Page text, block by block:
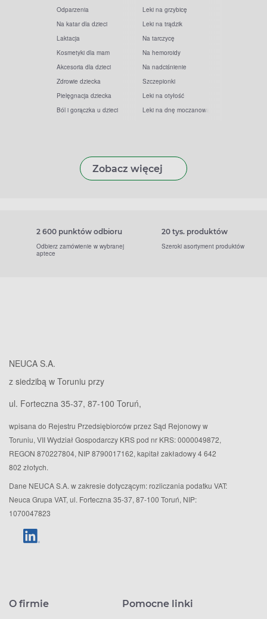
Odparzenia
Na katar dla dzieci
Laktacja
Kosmetyki dla mam
Akcesoria dla dzieci
Zdrowie dziecka
Pielęgnacja dziecka
Ból i gorączka u dzieci
Leki na grzybicę
Leki na trądzik
Na tarczycę
Na hemoroidy
Na nadciśnienie
Szczepionki
Leki na otyłość
Leki na dnę moczanową
Zobacz więcej
2 600 punktów odbioru
Odbierz zamówienie w wybranej
aptece
20 tys. produktów
Szeroki asortyment produktów
NEUCA S.A.
z siedzibą w Toruniu przy
ul. Forteczna 35-37, 87-100 Toruń,
wpisana do Rejestru Przedsiębiorców przez Sąd Rejonowy w
Toruniu, VII Wydział Gospodarczy KRS pod nr KRS: 0000049872,
REGON 870227804, NIP 8790017162, kapitał zakładowy 4 642
802 złotych.
Dane NEUCA S.A. w zakresie dotyczącym: rozliczania podatku VAT:
Neuca Grupa VAT, ul. Forteczna 35-37, 87-100 Toruń, NIP:
1070047823
O firmie Pomocne linki